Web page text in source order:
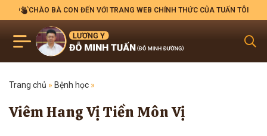
CHÀO BÀ CON ĐẾN VỚI TRANG WEB CHÍNH THỨC CỦA TUẤN TÔI
Trang chủ » Bệnh học »
Viêm Hang Vị Tiền Môn Vị